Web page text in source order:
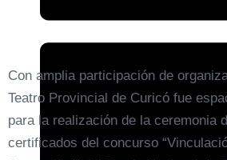
Con amplia participación de
Teatro Provincial de Curicó fue
para la realización de la ceremonia
certificados del concurso